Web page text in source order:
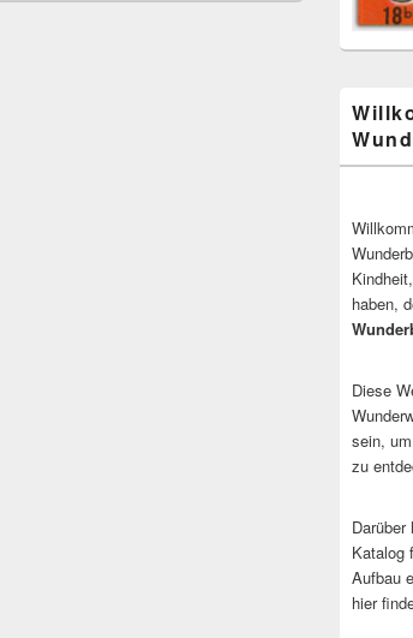
haben,
Diese
sein,
zu
Katalog
Aufbau
hier